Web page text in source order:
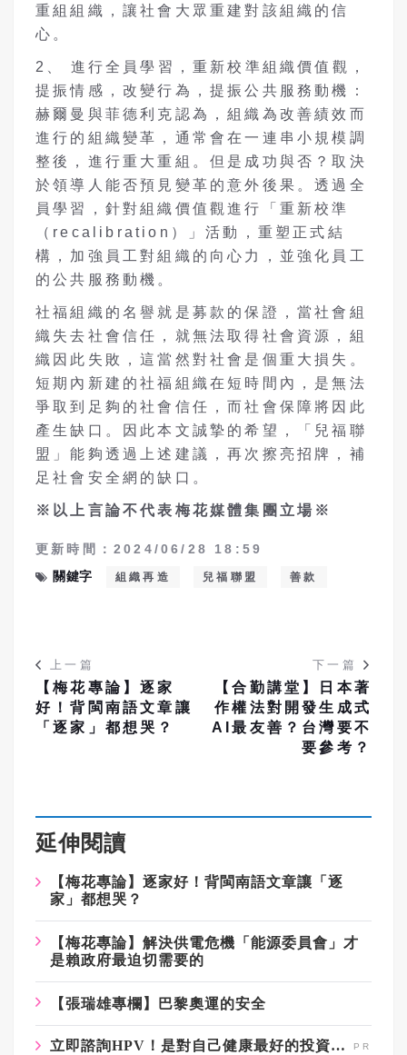
重組組織，讓社會大眾重建對該組織的信
心。
2、 進行全員學習，重新校準組織價值觀，
提振情感，改變行為，提振公共服務動機：
赫爾曼與菲德利克認為，組織為改善績效而
進行的組織變革，通常會在一連串小規模調
整後，進行重大重組。但是成功與否？取決
於領導人能否預見變革的意外後果。透過全
員學習，針對組織價值觀進行「重新校準
（recalibration）」活動，重塑正式結
構，加強員工對組織的向心力，並強化員工
的公共服務動機。
社福組織的名譽就是募款的保證，當社會組
織失去社會信任，就無法取得社會資源，組
織因此失敗，這當然對社會是個重大損失。
短期內新建的社福組織在短時間內，是無法
爭取到足夠的社會信任，而社會保障將因此
產生缺口。因此本文誠摯的希望，「兒福聯
盟」能夠透過上述建議，再次擦亮招牌，補
足社會安全網的缺口。
※ 以上言論不代表梅花媒體集團立場※
更新時間：2024/06/28 18:59
關鍵字
組織再造 兒福聯盟 善款
上一篇
【梅花專論】逐家
好！背閩南語文章讓
「逐家」都想哭？
下一篇
【合勤講堂】日本著
作權法對開發生成式
AI最友善？台灣要不
要參考？
延伸閱讀
【梅花專論】逐家好！背閩南語文章讓「逐
家」都想哭？
【梅花專論】解決供電危機「能源委員會」才
是賴政府最迫切需要的
【張瑞雄專欄】巴黎奧運的安全
立即諮詢HPV！是對自己健康最好的投資，把握現在不嫌晚！